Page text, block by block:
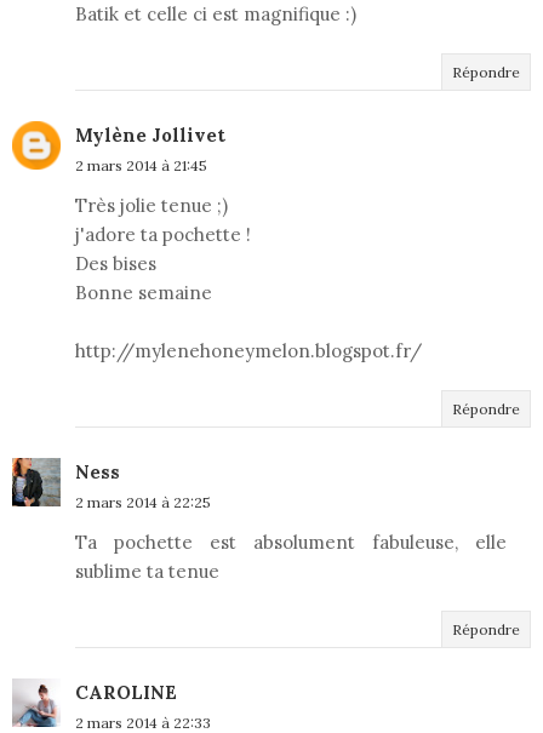
Batik et celle ci est magnifique :)
Répondre
Mylène Jollivet
2 mars 2014 à 21:45
Très jolie tenue ;)
j'adore ta pochette !
Des bises
Bonne semaine
http://mylenehoneymelon.blogspot.fr/
Répondre
Ness
2 mars 2014 à 22:25
Ta pochette est absolument fabuleuse, elle
sublime ta tenue
Répondre
CAROLINE
2 mars 2014 à 22:33